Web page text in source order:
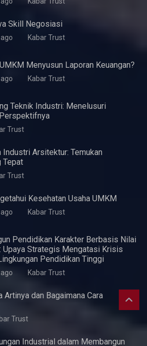
A07 yang Pas untuk Kebutuhan
ago Kabar Trust
di JIFFINA 2026 (Jogja
Furniture & Craft Fair Indonesia)
Kabar Trust
Skill Negosiasi
Menyusun Laporan Keuangan?
Kabar Trust
Teknik Industri: Menelusuri
Trust